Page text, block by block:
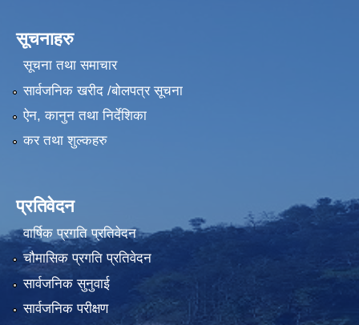
सूचनाहरु
सूचना तथा समाचार
सार्वजनिक खरीद /बोलपत्र सूचना
ऐन, कानुन तथा निर्देशिका
कर तथा शुल्कहरु
प्रतिवेदन
वार्षिक प्रगति प्रतिवेदन
चौमासिक प्रगति प्रतिवेदन
सार्वजनिक सुनुवाई
सार्वजनिक परीक्षण